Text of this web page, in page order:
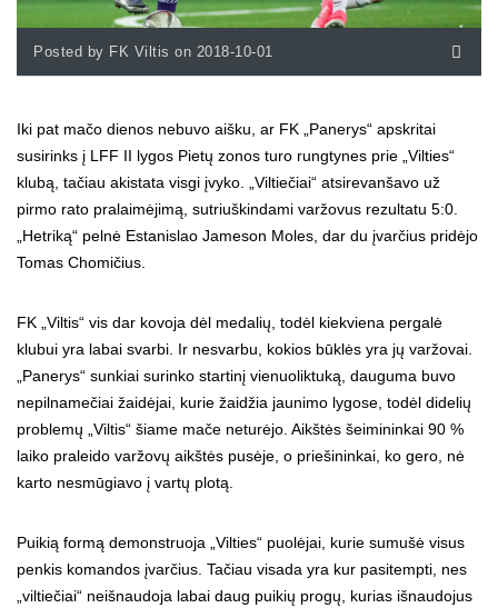
Posted by FK Viltis on 2018-10-01
Iki pat mačo dienos nebuvo aišku, ar FK „Panerys“ apskritai
susirinks į LFF II lygos Pietų zonos turo rungtynes prie „Vilties“
klubą, tačiau akistata visgi įvyko. „Viltiečiai“ atsirevanšavo už
pirmo rato pralaimėjimą, sutriuškindami varžovus rezultatu 5:0.
„Hetriką“ pelnė Estanislao Jameson Moles, dar du įvarčius pridėjo
Tomas Chomičius.
FK „Viltis“ vis dar kovoja dėl medalių, todėl kiekviena pergalė
klubui yra labai svarbi. Ir nesvarbu, kokios būklės yra jų varžovai.
„Panerys“ sunkiai surinko startinį vienuoliktuką, dauguma buvo
nepilnamečiai žaidėjai, kurie žaidžia jaunimo lygose, todėl didelių
problemų „Viltis“ šiame mače neturėjo. Aikštės šeimininkai 90 %
laiko praleido varžovų aikštės pusėje, o priešininkai, ko gero, nė
karto nesmūgiavo į vartų plotą.
Puikią formą demonstruoja „Vilties“ puolėjai, kurie sumušė visus
penkis komandos įvarčius. Tačiau visada yra kur pasitempti, nes
„viltiečiai“ neišnaudoja labai daug puikių progų, kurias išnaudojus